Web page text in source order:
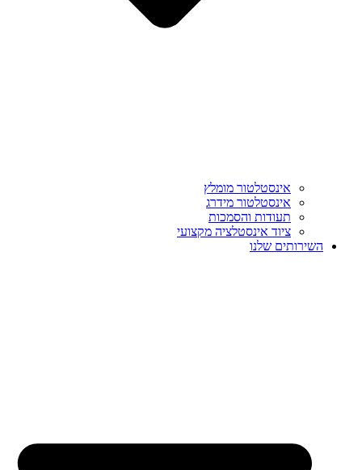
אינסטלטור מומלץ
אינסטלטור מידרג
תעודות והסמכות
ציוד אינסטלציה מקצועי
השירותים שלנו